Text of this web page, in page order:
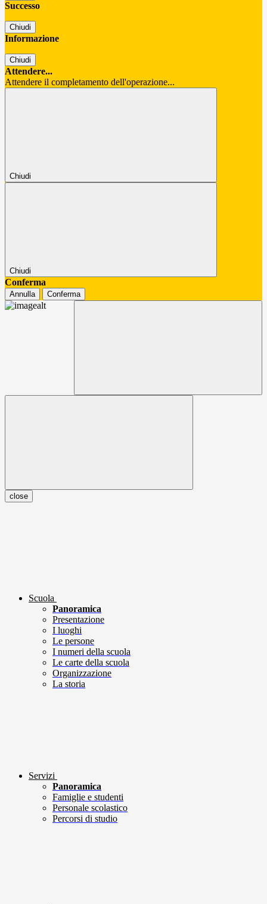
Successo
Chiudi
Informazione
Chiudi
Attendere...
Attendere il completamento dell'operazione...
Chiudi
Chiudi
Conferma
Annulla Conferma
close
Scuola
Panoramica
Presentazione
I luoghi
Le persone
I numeri della scuola
Le carte della scuola
Organizzazione
La storia
Servizi
Panoramica
Famiglie e studenti
Personale scolastico
Percorsi di studio